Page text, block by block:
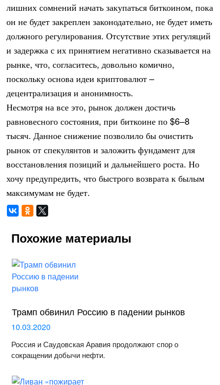
лишних сомнений начать закупаться биткоином, пока
он не будет закреплен законодательно, не будет иметь
должного регулирования. Отсутствие этих регуляций
и задержка с их принятием негативно сказывается на
рынке, что, согласитесь, довольно комично,
поскольку основа идеи криптовалют –
децентрализация и анонимность.
Несмотря на все это, рынок должен достичь
равновесного состояния, при биткоине по $6–8
тысяч. Данное снижение позволило бы очистить
рынок от спекулянтов и заложить фундамент для
восстановления позиций и дальнейшего роста. Но
хочу предупредить, что быстрого возврата к былым
максимумам не будет.
Похожие материалы
Трамп обвинил Россию в падении рынков
10.03.2020
Россия и Саудовская Аравия продолжают спор о
сокращении добычи нефти.